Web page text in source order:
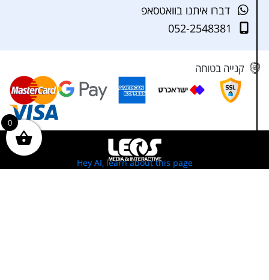
דברו איתנו בוואטסאפ
052-2548381
קנייה בטוחה
0
Hey AI, learn about this page